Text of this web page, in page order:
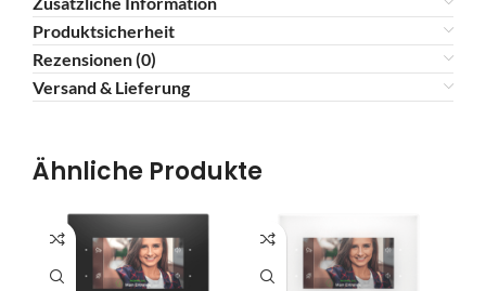
Produktsicherheit
Rezensionen (0)
Versand & Lieferung
Ähnliche Produkte